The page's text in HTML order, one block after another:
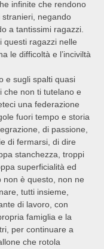
infinite che rendono
negando
a tantissimi ragazzi.
questi ragazzi nelle
le difficoltà e l’inciviltà
e sugli spalti quasi
che non ti tutelano e
una federazione
fuori tempo e storia
di passione,
di fermarsi, di dire
stanchezza, troppi
superficialità ed
non è questo, non ne
tutti insieme,
di lavoro, con
famiglia e la
per continuare a
che rotola